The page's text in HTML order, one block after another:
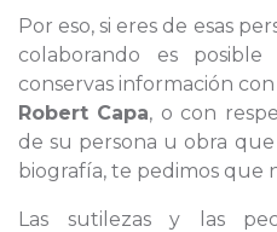
Por eso, si eres de esas
colaborando es
conservas información
Robert Capa, o con
de su persona u obra
biografía, te pedimos que
Las sutilezas y las